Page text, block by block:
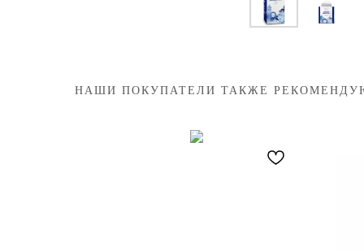
НАШИ ПОКУПАТЕЛИ ТАКЖЕ